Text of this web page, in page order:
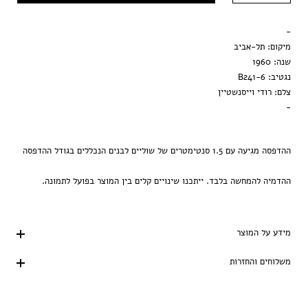
הדפסה בלבד
-
מיקום: תל-אביב
שנה: 1960
נגטיב: B241-6
צלם: רודי וייסנשטיין
-
ההדפסה מגיעה עם 1.5 סנטימטרים של שוליים לבנים הנכללים בגודל ההדפסה
ההדמיה להמחשה בלבד. ייתכנו שינויים קלים בין המוצר בפועל לתמונה.
מידע על המוצר
משלוחים והחזרות